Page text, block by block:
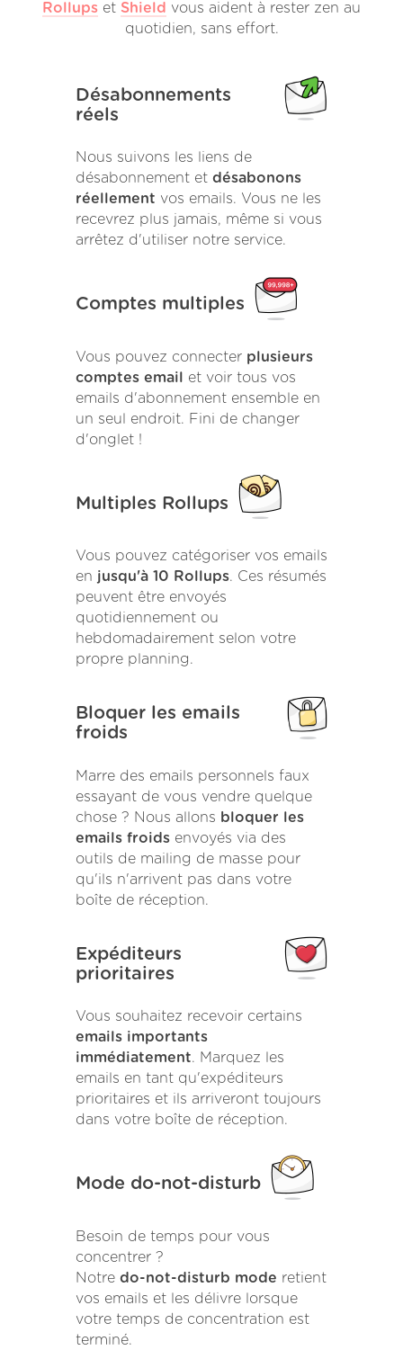
Rollups et Shield vous aident à rester zen au
quotidien, sans effort.
Désabonnements
réels
Nous suivons les liens de
désabonnement et désabonons
réellement vos emails. Vous ne les
recevrez plus jamais, même si vous
arrêtez d'utiliser notre service.
Comptes multiples
Vous pouvez connecter plusieurs
comptes email
et voir tous vos
emails d'abonnement ensemble en
un seul endroit. Fini de changer
d'onglet !
Multiples Rollups
Vous pouvez catégoriser vos emails
en jusqu'à 10 Rollups. Ces résumés
peuvent être envoyés
quotidiennement ou
hebdomadairement selon votre
propre planning.
Bloquer les emails
froids
Marre des emails personnels faux
essayant de vous vendre quelque
chose ? Nous allons bloquer les
emails froids envoyés via des
outils de mailing de masse pour
qu'ils n'arrivent pas dans votre
boîte de réception.
Expéditeurs
prioritaires
Vous souhaitez recevoir certains
emails importants
immédiatement. Marquez les
emails en tant qu'expéditeurs
prioritaires et ils arriveront toujours
dans votre boîte de réception.
Mode do-not-disturb
Besoin de temps pour vous
concentrer ?
Notre do-not-disturb mode retient
vos emails et les délivre lorsque
votre temps de concentration est
terminé.